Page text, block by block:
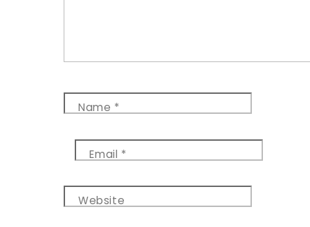
Name *
Email *
Website